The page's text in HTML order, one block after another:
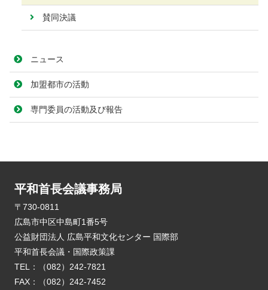
賛同決議
ニュース
加盟都市の活動
専門委員の活動及び報告
平和首長会議事務局